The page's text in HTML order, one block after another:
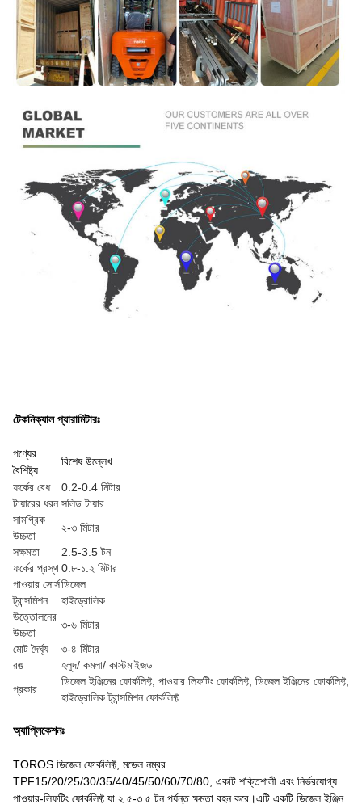
টেকনিক্যাল প্যারামিটারঃ
পণ্যের
বৈশিষ্ট্য
বিশেষ উল্লেখ
ফর্কের বেধ
0.2-0.4 মিটার
টায়ারের ধরন সলিড টায়ার
সামগ্রিক
উচ্চতা
২-৩ মিটার
সক্ষমতা
2.5-3.5 টন
ফর্কের প্রস্থ0.৮-১.২ মিটার
পাওয়ার সোর্সডিজেল
ট্রান্সমিশন
হাইড্রোলিক
উত্তোলনের
উচ্চতা
৩-৬ মিটার
মোট দৈর্ঘ্য
৩-৪ মিটার
রঙ
হলুদ/ কমলা/ কাস্টমাইজড
প্রকার
ডিজেল ইঞ্জিনের ফোর্কলিফ্ট, পাওয়ার লিফটিং ফোর্কলিফ্ট, ডিজেল ইঞ্জিনের ফোর্কলিফ্ট,
হাইড্রোলিক ট্রান্সমিশন ফোর্কলিফ্ট
অ্যাপ্লিকেশনঃ
TOROS ডিজেল ফোর্কলিফ্ট, মডেল নম্বর
TPF15/20/25/30/35/40/45/50/60/70/80, একটি শক্তিশালী এবং নির্ভরযোগ্য
পাওয়ার-লিফটিং ফোর্কলিফ্ট যা ২.৫-৩.৫ টন পর্যন্ত ক্ষমতা বহন করে।এটি একটি ডিজেল ইঞ্জিন